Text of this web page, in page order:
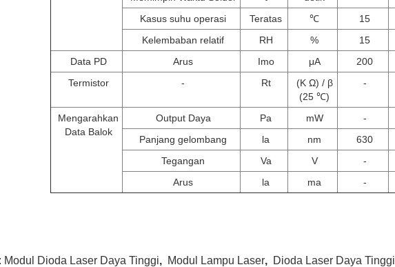
Kasus suhu operasi
Teratas ℃ 15
Kelembaban relatif
RH % 15
Data PD
Arus Imo μA 200
Termistor
- Rt
(K Ω) / β
(25 ℃)
-
Mengarahkan
Data Balok
Output Daya Pa mW -
Panjang gelombang
la nm 630
Tegangan
Va V -
Arus
la ma -
Modul Dioda Laser Daya Tinggi, Modul Lampu Laser, Dioda Laser Daya Tinggi